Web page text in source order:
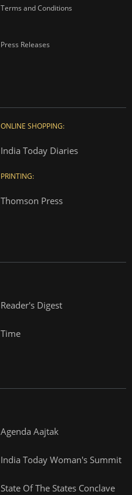
Terms and Conditions
Press Releases
ONLINE SHOPPING:
India Today Diaries
PRINTING:
Thomson Press
Reader's Digest
Time
Agenda Aajtak
India Today Woman's Summit
State Of The States Conclave